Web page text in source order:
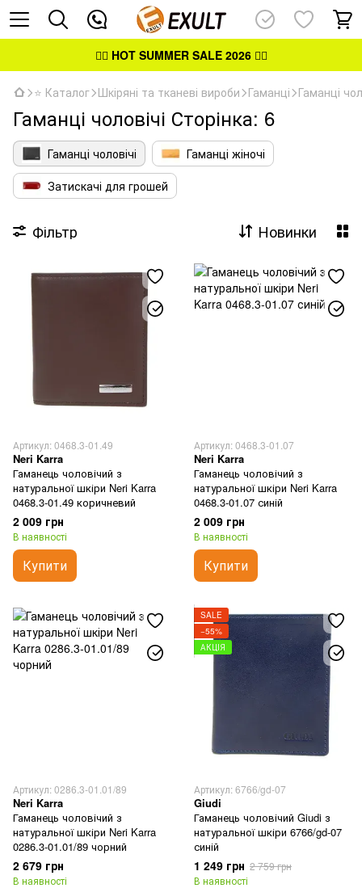
👉🏻 HOT SUMMER SALE 2026👈🏻
⭐ Каталог Шкіряні та тканеві вироби Гаманці Гаманці
Гаманці чоловічі Сторінка: 6
Гаманці чоловічі
Гаманці жіночі
Затискачі для грошей
Фільтр Новинки
Артикул: 0468.3-01.49
Neri Karra
Гаманець чоловічий з
натуральної шкіри Neri Karra
0468.3-01.49 коричневий
2 009 грн
В наявності
Купити
Артикул: 0468.3-01.07
Neri Karra
Гаманець чоловічий з
натуральної шкіри Neri Karra
0468.3-01.07 синій
2 009 грн
В наявності
Купити
Артикул: 0286.3-01.01/89
Neri Karra
Гаманець чоловічий з
натуральної шкіри Neri Karra
0286.3-01.01/89 чорний
2 679 грн
В наявності
SALE
−55%
АКЦІЯ
Артикул: 6766/gd-07
Giudi
Гаманець чоловічий Giudi з
натуральної шкіри 6766/gd-07
синій
1 249 грн 2 759 грн
В наявності